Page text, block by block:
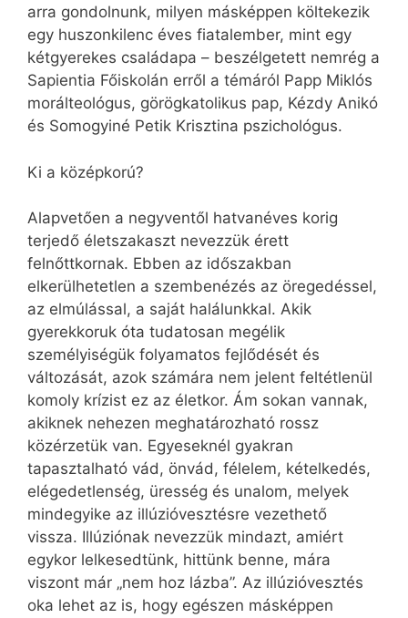
arra gondolnunk, milyen másképpen költekezik
egy huszonkilenc éves fiatalember, mint egy
kétgyerekes családapa – beszélgetett nemrég a
Sapientia Főiskolán erről a témáról Papp Miklós
morálteológus, görögkatolikus pap, Kézdy Anikó
és Somogyiné Petik Krisztina pszichológus.
Ki a középkorú?
Alapvetően a negyventől hatvanéves korig
terjedő életszakaszt nevezzük érett
felnőttkornak. Ebben az időszakban
elkerülhetetlen a szembenézés az öregedéssel,
az elmúlással, a saját halálunkkal. Akik
gyerekkoruk óta tudatosan megélik
személyiségük folyamatos fejlődését és
változását, azok számára nem jelent feltétlenül
komoly krízist ez az életkor. Ám sokan vannak,
akiknek nehezen meghatározható rossz
közérzetük van. Egyeseknél gyakran
tapasztalható vád, önvád, félelem, kételkedés,
elégedetlenség, üresség és unalom, melyek
mindegyike az illúzióvesztésre vezethető
vissza. Illúziónak nevezzük mindazt, amiért
egykor lelkesedtünk, hittünk benne, mára
viszont már „nem hoz lázba”. Az illúzióvesztés
oka lehet az is, hogy egészen másképpen